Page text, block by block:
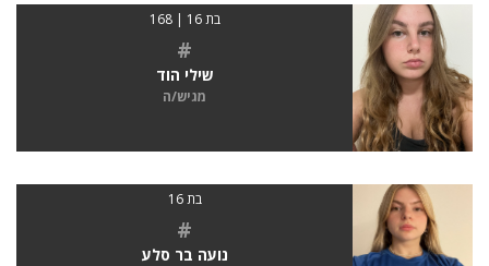
בת 16 | 168
#
שילי הוד
מגיש/ה
בת 16
#
נועה בר סלע